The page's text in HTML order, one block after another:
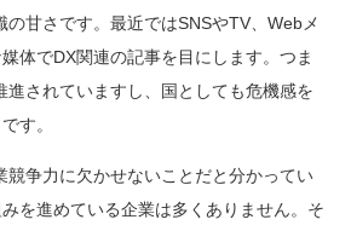
の甘さです。最近ではSNSやTV、Webメ
体でDX関連の記事を目にします。つま
進されていますし、国としても危機感を
す。
競争力に欠かせないことだと分かってい
を進めている企業は多くありません。そ